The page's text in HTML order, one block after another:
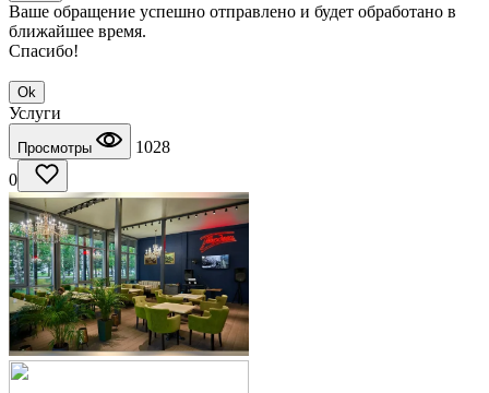
Ваше обращение успешно отправлено и будет обработано в
ближайшее время.
Спасибо!
Ok
Услуги
Просмотры
1028
0